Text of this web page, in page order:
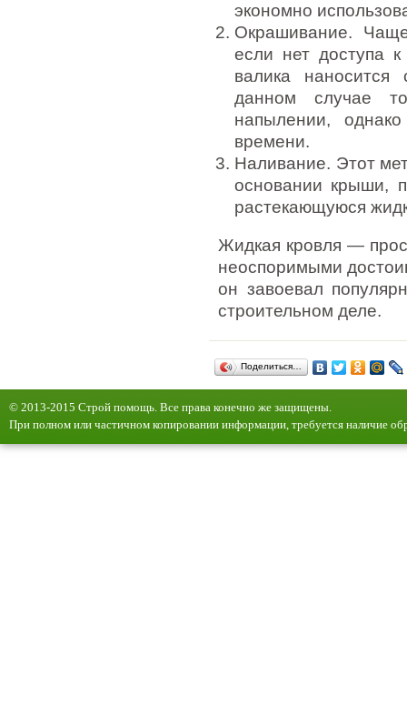
экономно
Окрашивание. Чаще
если нет доступа
валика
данном случае
напылении,
времени.
Наливание. Этот
основании крыши,
растекающуюся
Жидкая кровля —
неоспоримыми
он завоевал
строительном деле.
Поделиться…
© 2013-2015 Строй помощь. Все права конечно же защищены.
При полном или частичном копировании информации, требуется наличие